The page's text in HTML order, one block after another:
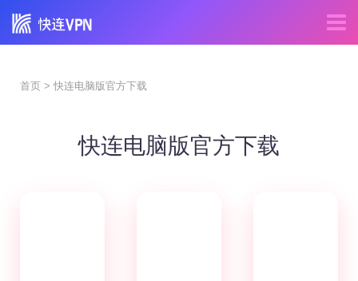
首页 > 快连电脑版官方下载
快连电脑版官方下载